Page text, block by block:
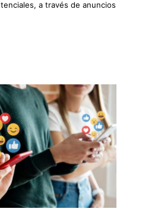
a través de anuncios